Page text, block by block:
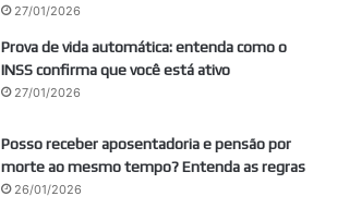
27/01/2026
Prova de vida automática: entenda como o
INSS confirma que você está ativo
27/01/2026
Posso receber aposentadoria e pensão por
morte ao mesmo tempo? Entenda as regras
26/01/2026